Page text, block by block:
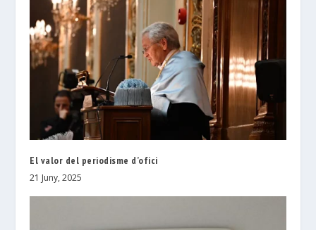
El valor del periodisme d’ofici
21 Juny, 2025